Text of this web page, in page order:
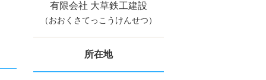
有限会社 大草鉄工建設
（おおくさてっこうけんせつ）
所在地